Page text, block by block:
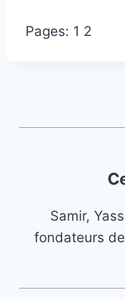
Pages: 1 2
Samir,
fondateurs